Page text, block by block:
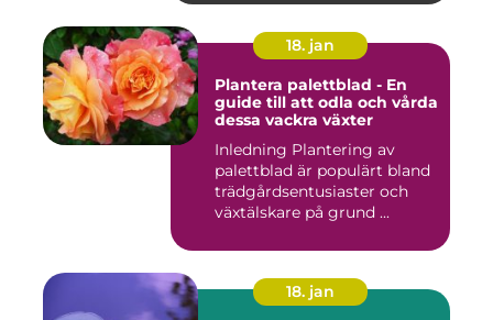
18. jan
Plantera palettblad - En
guide till att odla och vårda
dessa vackra växter
Inledning Plantering av
palettblad är populärt bland
trädgårdsentusiaster och
växtälskare på grund ...
18. jan